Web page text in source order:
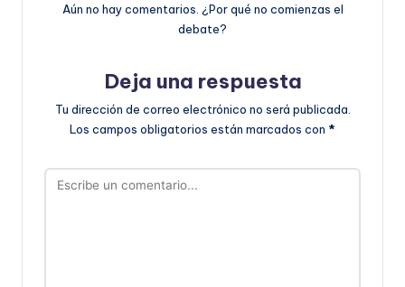
Aún no hay comentarios. ¿Por qué no comienzas el
debate?
Deja una respuesta
Tu dirección de correo electrónico no será publicada.
Los campos obligatorios están marcados con *